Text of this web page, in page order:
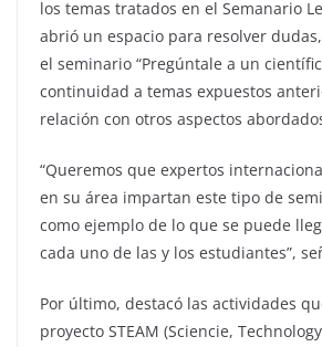
los temas tratados en el Semanario
abrió un espacio para resolver
el seminario “Pregúntale a un
continuidad a temas expuestos
relación con otros aspectos
“Queremos que expertos
en su área impartan este tipo de
como ejemplo de lo que se puede
cada uno de las y los estudiantes”,
Por último, destacó las actividades
proyecto STEAM (Sciencie,